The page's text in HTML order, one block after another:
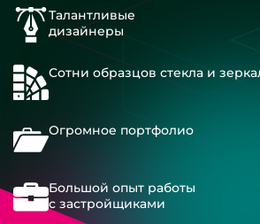
Талантливые
дизайнеры
Сотни образцов стекла и
Огромное портфолио
Большой опыт работы
с застройщиками